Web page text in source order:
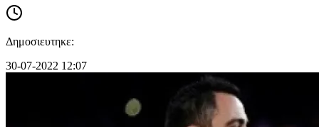
Δημοσιευτηκε:
30-07-2022 12:07